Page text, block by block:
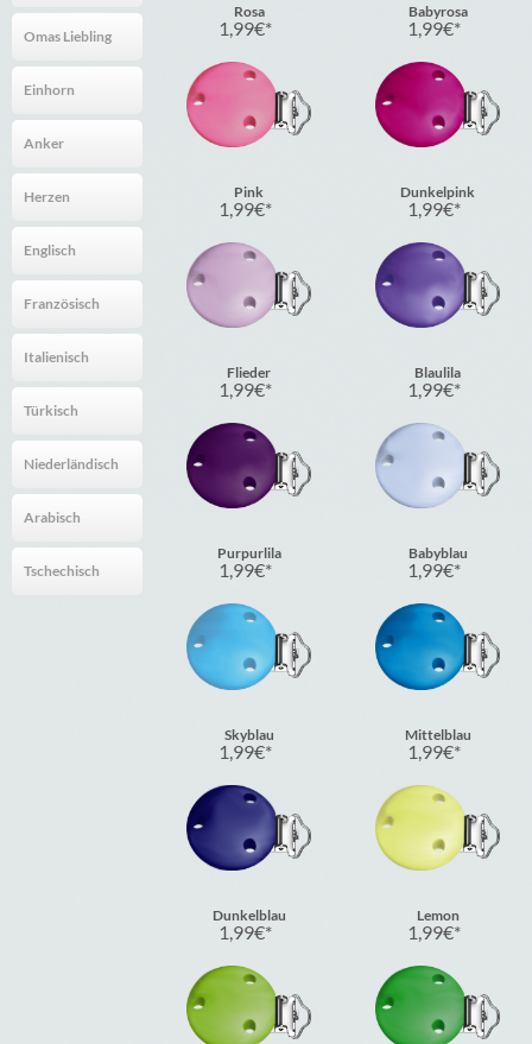
Omas Liebling
Einhorn
Anker
Herzen
Englisch
Französisch
Italienisch
Türkisch
Niederländisch
Arabisch
Tschechisch
Rosa
1,99€
Babyrosa
1,99€
Pink
1,99€
Dunkelpink
1,99€
Flieder
1,99€
Blaulila
1,99€
Purpurlila
1,99€
Babyblau
1,99€
Skyblau
1,99€
Mittelblau
1,99€
Dunkelblau
1,99€
Lemon
1,99€